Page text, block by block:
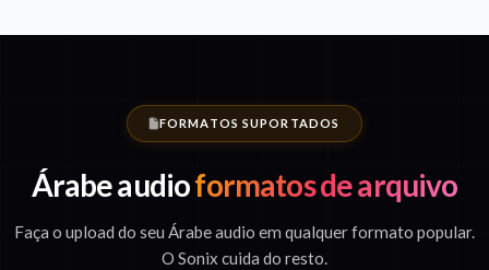
FORMATOS SUPORTADOS
Árabe audioformatos de arquivo
Faça o upload do seu Árabe audio em qualquer formato popular.
O Sonix cuida do resto.